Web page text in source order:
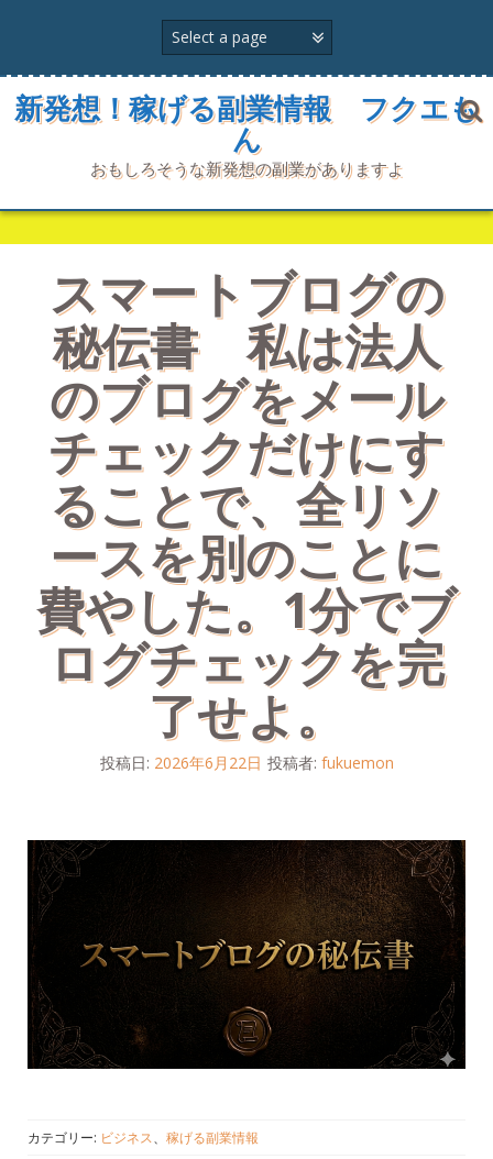
ン
プ
新発想！稼げる副業情報 フクエも
ん
おもしろそうな新発想の副業がありますよ
スマートブログの
秘伝書 私は法人
のブログをメール
チェックだけにす
ることで、全リソ
ースを別のことに
費やした。1分でブ
ログチェックを完
了せよ。
投稿日: 2026年6月22日 投稿者: fukuemon
カテゴリー: ビジネス、 稼げる副業情報